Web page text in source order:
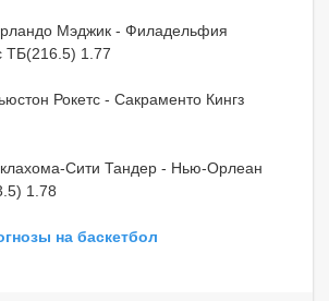
Мэджик - Филадельфия
ТБ(216.5) 1.77
Рокетс - Сакраменто Кингз
Сити Тандер - Нью-Орлеан
1.78
на баскетбол